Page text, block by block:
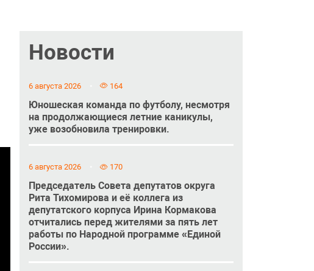
Новости
6 августа 2026 164
Юношеская команда по футболу, несмотря
на продолжающиеся летние каникулы,
уже возобновила тренировки.
6 августа 2026 170
Председатель Совета депутатов округа
Рита Тихомирова и её коллега из
депутатского корпуса Ирина Кормакова
отчитались перед жителями за пять лет
работы по Народной программе «Единой
России».